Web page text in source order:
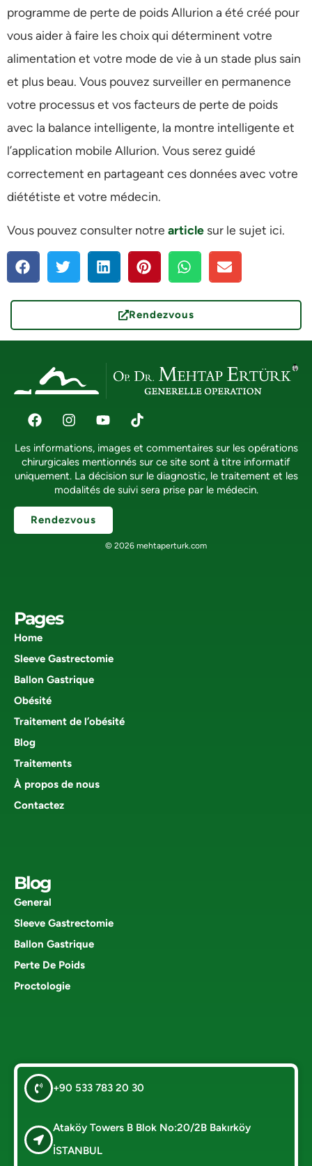
programme de perte de poids Allurion a été créé pour
vous aider à faire les choix qui déterminent votre
alimentation et votre mode de vie à un stade plus sain
et plus beau. Vous pouvez surveiller en permanence
votre processus et vos facteurs de perte de poids
avec la balance intelligente, la montre intelligente et
l’application mobile Allurion. Vous serez guidé
correctement en partageant ces données avec votre
diététiste et votre médecin.
Vous pouvez consulter notre article sur le sujet ici.
Rendezvous
Les informations, images et commentaires sur les opérations
chirurgicales mentionnés sur ce site sont à titre informatif
uniquement. La décision sur le diagnostic, le traitement et les
modalités de suivi sera prise par le médecin.
Rendezvous
© 2026 mehtaperturk.com
Pages
Home
Sleeve Gastrectomie
Ballon Gastrique
Obésité
Traitement de l’obésité
Blog
Traitements
À propos de nous
Contactez
Blog
General
Sleeve Gastrectomie
Ballon Gastrique
Perte De Poids
Proctologie
+90 533 783 20 30
Ataköy Towers B Blok No:20/2B Bakırköy
İSTANBUL